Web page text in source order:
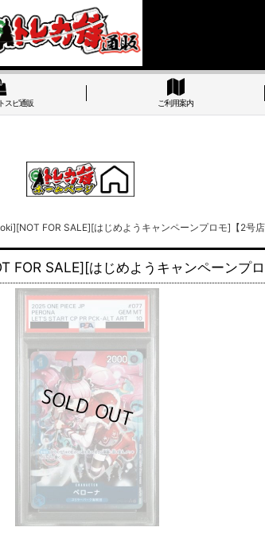
スピ通販 ご利用案内
FOR SALE][はじめようキャンペーンプロモ]【2号店
SALE][はじめようキャンペーンプ